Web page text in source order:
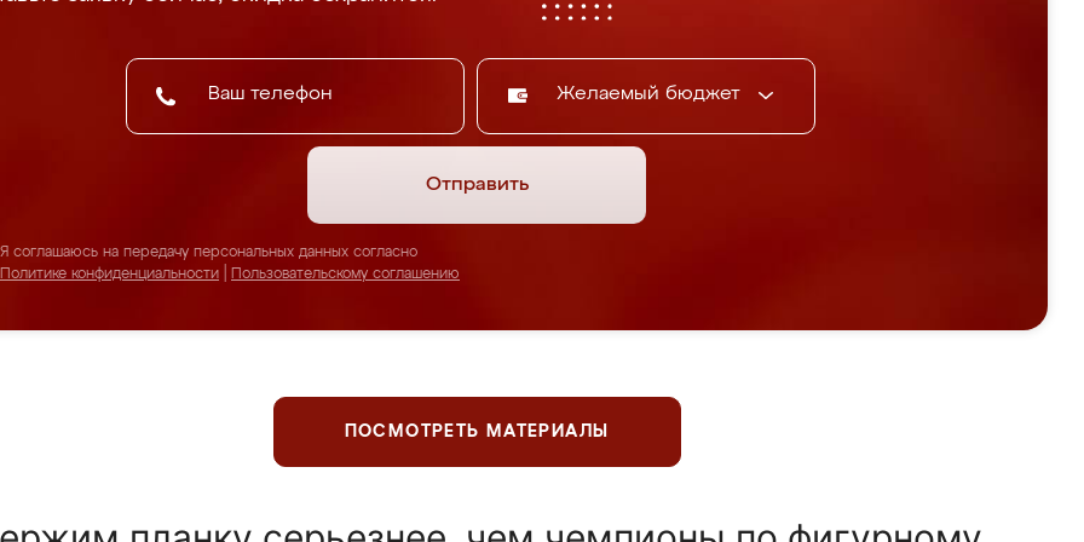
Желаемый бюджет
Отправить
Я соглашаюсь на передачу персональных данных согласно
Политике конфиденциальности
Пользовательскому соглашению
ПОСМОТРЕТЬ МАТЕРИАЛЫ